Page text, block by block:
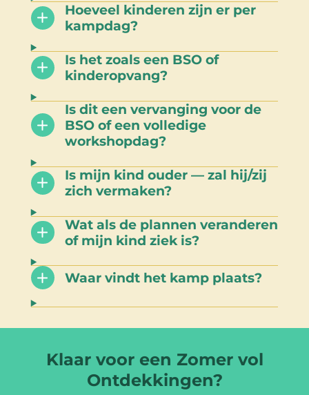
Hoeveel kinderen zijn er per
kampdag?
Is het zoals een BSO of
kinderopvang?
Is dit een vervanging voor de
BSO of een volledige
workshopdag?
Is mijn kind ouder — zal hij/zij
zich vermaken?
Wat als de plannen veranderen
of mijn kind ziek is?
Waar vindt het kamp plaats?
Klaar voor een Zomer vol
Ontdekkingen?